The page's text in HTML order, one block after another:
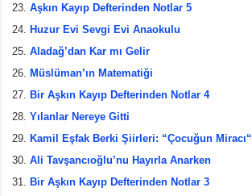
Aşkın Kayıp Defterinden Notlar 5
Huzur Evi Sevgi Evi Anaokulu
Aladağ’dan Kar mı Gelir
Müslüman’ın Matematiği
Bir Aşkın Kayıp Defterinden Notlar 4
Yılanlar Nereye Gitti
Kamil Eşfak Berki Şiirleri: “Çocuğun Miracı“
Ali Tavşancıoğlu’nu Hayırla Anarken
Bir Aşkın Kayıp Defterinden Notlar 3